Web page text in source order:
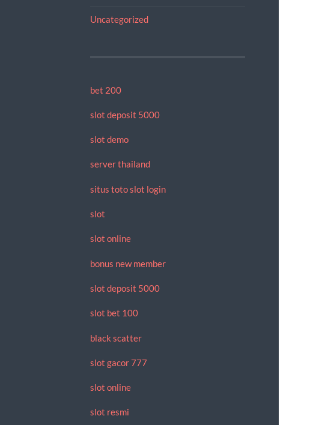
Uncategorized
bet 200
slot deposit 5000
slot demo
server thailand
situs toto slot login
slot
slot online
bonus new member
slot deposit 5000
slot bet 100
black scatter
slot gacor 777
slot online
slot resmi